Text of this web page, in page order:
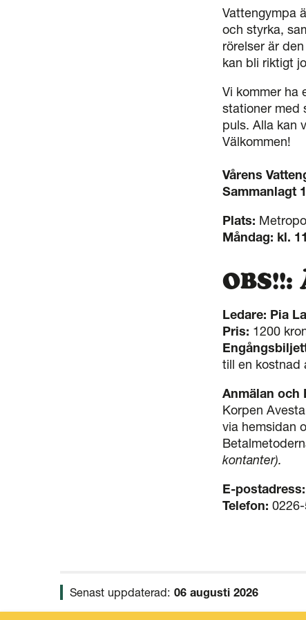
Vattengympa
och styrka,
rörelser är
kan bli riktigt
Vi kommer ha
stationer med
puls. Alla kan
Välkommen!
Vårens
Sammanlagt
Plats:
Måndag: kl.
OBS!!:
Ledare: Pia
Pris: 1200
till en kostnad
Anmälan och
Korpen
via hemsidan
kontanter).
E-postadress:
Telefon:
Senast uppdaterad: 06 augusti 2026